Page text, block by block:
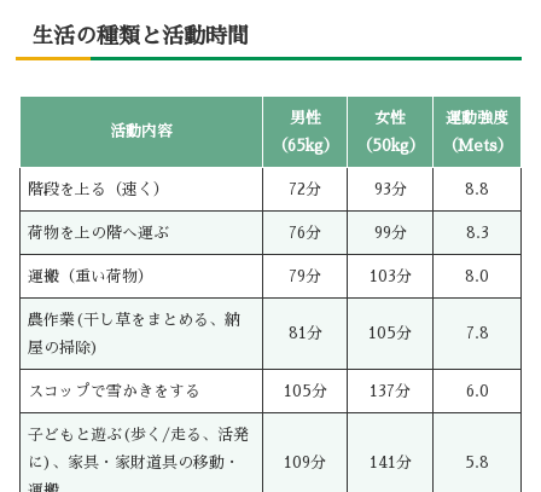
生活の種類と活動時間
活動内容
男性
（65kg）
女性
（50kg）
運動強度
（Mets）
階段を上る（速く） 72分 93分 8.8
荷物を上の階へ運ぶ 76分 99分 8.3
運搬（重い荷物） 79分 103分 8.0
農作業(干し草をまとめる、納
屋の掃除)
81分 105分 7.8
スコップで雪かきをする 105分 137分 6.0
子どもと遊ぶ(歩く/走る、活発
に)、家具・家財道具の移動・
109分 141分 5.8